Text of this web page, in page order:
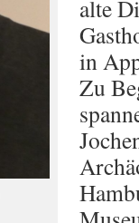
alte
in
Zu